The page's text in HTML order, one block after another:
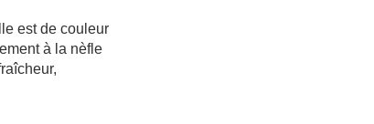
est de couleur
à la nèfle